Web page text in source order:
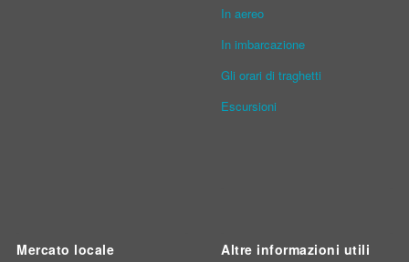
In aereo
In imbarcazione
Gli orari di traghetti
Escursioni
Mercato locale Altre informazioni utili